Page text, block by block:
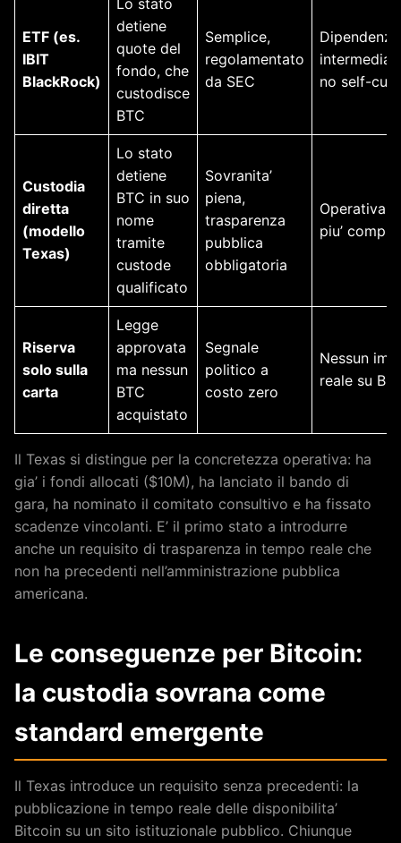
ETF (es.
IBIT
BlackRock)
detiene
quote del
fondo, che
custodisce
BTC
Semplice,
regolamentato
da SEC
no self-
Custodia
diretta
(modello
Texas)
Lo stato
detiene
BTC in suo
nome
tramite
custode
qualificato
Sovranita’
piena,
trasparenza
pubblica
obbligatoria
piu’
Riserva
solo sulla
carta
Legge
approvata
ma nessun
BTC
acquistato
Segnale
politico a
costo zero
Nessun
reale su
Il Texas si distingue per la concretezza operativa: ha
gia’ i fondi allocati ($10M), ha lanciato il bando di
gara, ha nominato il comitato consultivo e ha fissato
scadenze vincolanti. E’ il primo stato a introdurre
anche un requisito di trasparenza in tempo reale che
non ha precedenti nell’amministrazione pubblica
americana.
Le conseguenze per Bitcoin:
la custodia sovrana come
standard emergente
Il Texas introduce un requisito senza precedenti: la
pubblicazione in tempo reale delle disponibilita’
Bitcoin su un sito istituzionale pubblico. Chiunque